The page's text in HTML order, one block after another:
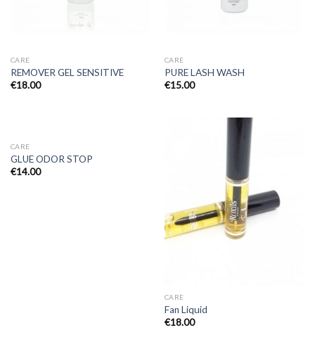
CARE
REMOVER GEL SENSITIVE
€18.00
CARE
PURE LASH WASH
€15.00
CARE
GLUE ODOR STOP
€14.00
CARE
Fan Liquid
€18.00